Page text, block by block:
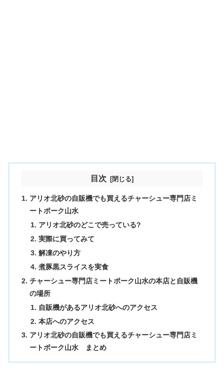
目次
アリオ北砂の自販機でも買えるチャーシュー専門店ミ
ートポーク山水
アリオ北砂のどこで売っている?
実際に買ってみて
解凍のやり方
煮豚黒スライスを実食
チャーシュー専門店ミートポーク山水の本店と自販機
の場所
自販機があるアリオ北砂へのアクセス
本店へのアクセス
アリオ北砂の自販機でも買えるチャーシュー専門店ミ
ートポーク山水 まとめ